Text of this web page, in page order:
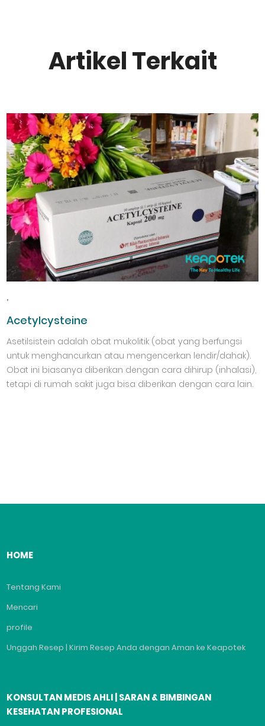
Artikel Terkait
,
Acetylcysteine
Asetilsistein adalah obat mukolitik (obat yang berfungsi
untuk menghancurkan atau mengencerkan lendir/dahak).
Obat ini biasanya diberikan dengan cara dihirup (inhalasi),
tetapi di rumah sakit juga bisa diberikan dengan cara lain.
HOME
Tentang Kami
Mencari
profile
Unggah Resep | Kirim Resep Anda dengan Aman ke Keapotek
KONSULTAN MEDIS AHLI | SARAN & BIMBINGAN
KESEHATAN PROFESIONAL